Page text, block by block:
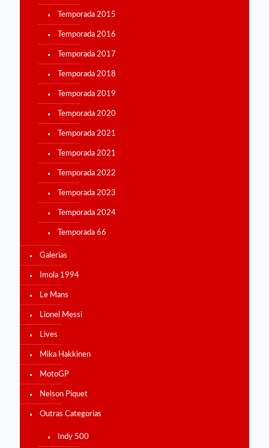
Temporada 2015
Temporada 2016
Temporada 2017
Temporada 2018
Temporada 2019
Temporada 2020
Temporada 2021
Temporada 2021
Temporada 2022
Temporada 2023
Temporada 2024
Temporada 66
Galerias
Imola 1994
Le Mans
Lionel Messi
Lives
Mika Hakkinen
MotoGP
Nelson Piquet
Outras Categorias
Indy 500